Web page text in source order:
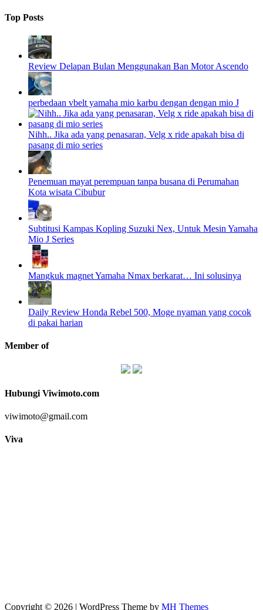
Top Posts
Review Delapan Bulan Menggunakan Ban Motor Ascendo
perbedaan vbelt yamaha mio karbu dengan dengan mio J
Nihh.. Jika ada yang penasaran, Velg x ride apakah bisa di
pasang di mio series
Penemuan mayat perempuan tanpa busana di Perumahan
Kota wisata Cibubur
Subtitusi Kampas Kopling Suzuki Nex, Untuk Mesin Yamaha
Mio J Series
Mangkuk magnet Yamaha Nmax berkarat… Ini solusinya
Daily Review Honda Rebel 500, Moge nyaman yang cocok
di pakai harian
Member of
Hubungi Viwimoto.com
viwimoto@gmail.com
Viva
Copyright © 2026 | WordPress Theme by MH Themes